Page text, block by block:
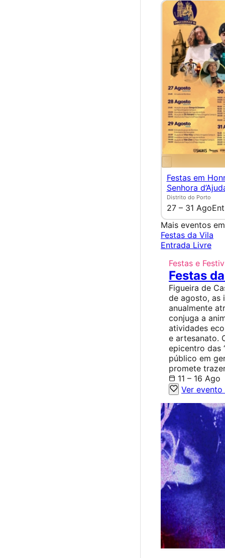
Festas em
Senhora
Distrito do Porto
27 – 31 Ago
Mais eventos em
Festas da Vila
Entrada Livre
Festas e
Festas
Figueira de
de agosto, as
anualmente
conjuga a
atividades
e artesanato.
epicentro das
público em
promete
11 – 16 Ago
Ver